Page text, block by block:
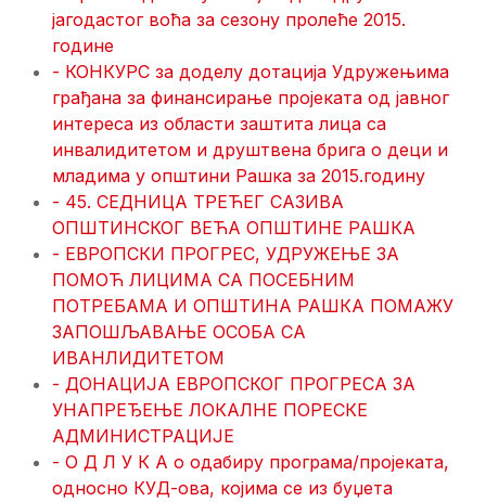
јагодастог воћа за сезону пролеће 2015.
године
- КОНКУРС за доделу дотација Удружењима
грађана за финансирање пројеката од јавног
интереса из области заштита лица са
инвалидитетом и друштвена брига о деци и
младима у општини Рашка за 2015.годину
- 45. СЕДНИЦA ТРЕЋЕГ САЗИВА
ОПШТИНСКОГ ВЕЋА ОПШТИНЕ РАШКА
- ЕВРОПСКИ ПРОГРЕС, УДРУЖЕЊЕ ЗА
ПОМОЋ ЛИЦИМА СА ПОСЕБНИМ
ПОТРЕБАМА И ОПШТИНА РАШКА ПОМАЖУ
ЗАПОШЉАВАЊЕ ОСОБА СА
ИВАНЛИДИТЕТОМ
- ДОНАЦИЈА ЕВРОПСКОГ ПРОГРЕСА ЗА
УНАПРЕЂЕЊЕ ЛОКАЛНЕ ПОРЕСКЕ
АДМИНИСТРАЦИЈЕ
- О Д Л У К А о одабиру програма/пројеката,
односно КУД-ова, којима се из буџета